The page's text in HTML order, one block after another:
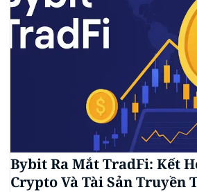
Bybit Ra Mắt TradFi: Kết
Crypto Và Tài Sản Truyền